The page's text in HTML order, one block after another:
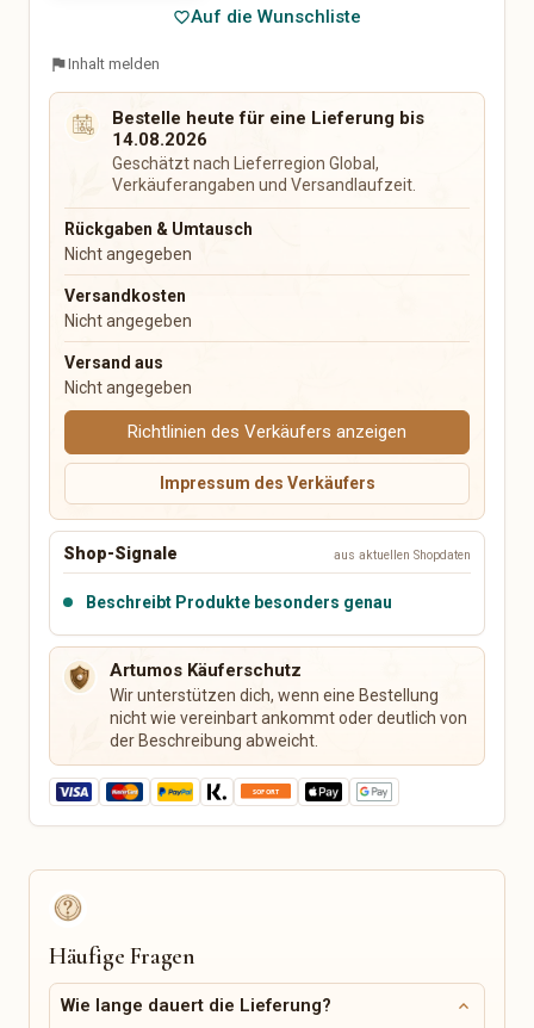
Erinnerungsboxen
Namensschilder
Spieluhren
Kuscheltiere
Parfümöle
Elektronik & Zubehör
Handy & Telefon
Audio & HiFi
Foto & Kamera
TV & Video
PC, Laptop & Zubehör
Tablets & Reader
Konsolen & Videospiele
Wearables
Tech-Accessoires
Bücher, Musik, Filme & Medien
Fachbücher & Schule
Freizeit, Hobby & Sport
Sport & Camping
Modellbau
Sammeln
Brettspiele & Puzzle
Gaming-Zubehör
Musik & Kreativkurse
Outdoor & Gartenhobby
Haustiere
Hundezubehör
Kleintiere
Fische & Aquarium
Tierpflege
Tierbetten
Leinen & Halsbänder
Futterstationen
Tier-Spielzeug
Konzerte
Theater & Musical
Comedy & Kabarett
Boote & Zubehör
favorite_borderAuf die Wunschliste
Bestelle heute für eine Lieferung bis
14.08.2026
Geschätzt nach Lieferregion Global,
Verkäuferangaben und Versandlaufzeit.
Rückgaben & Umtausch
Nicht angegeben
Versandkosten
Nicht angegeben
Versand aus
Nicht angegeben
Richtlinien des Verkäufers anzeigen
Impressum des Verkäufers
Shop-Signale aus aktuellen Shopdaten
Beschreibt Produkte besonders genau
Artumos Käuferschutz
Wir unterstützen dich, wenn eine Bestellung
nicht wie vereinbart ankommt oder deutlich von
der Beschreibung abweicht.
flagInhalt melden
Häufige Fragen
Wie lange dauert die Lieferung? expand_more